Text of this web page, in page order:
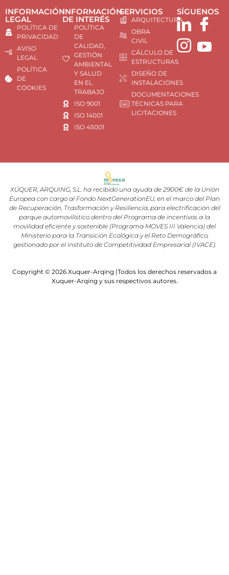
INFORMACIÓN
LEGAL
POLÍTICA DE
PRIVACIDAD
AVISO
LEGAL
POLÍTICA
DE
COOKIES
INFORMACIÓN
DE INTERÉS
POLÍTICA
DE
CALIDAD,
GESTIÓN
AMBIENTAL
Y SALUD
EN EL
TRABAJO
ISO 9001
ISO 14001
ISO 45001
SERVICIOS
ARQUITECTURA
OBRA
CIVIL
CÁLCULO DE
ESTRUCTURAS
DISEÑO DE
INSTALACIONES
DOCUMENTACIONES
TÉCNICAS PARA
LICITACIONES
SÍGUENOS
XÚQUER, ARQUING, S.L. ha recibido una ayuda de 2900€ de la Unión
Europea con cargo al Fondo NextGenerationEU, en el marco del Plan
de Recuperación, Trasformación y Resiliencia, para electrificación del
parque automovilístico dentro del Programa de incentivos a la
movilidad eficiente y sostenible (Programa MOVES III Valencia) del
Ministerio para la Transición Ecológica y el Reto Demográfico,
gestionado por el instituto de Competitividad Empresarial (IVACE).
Copyright © 2026 Xuquer-Arqing |Todos los derechos reservados a
Xuquer-Arqing y sus respectivos autores.